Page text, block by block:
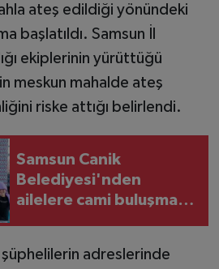
ateş edildiği yönündeki
başlatıldı. Samsun İl
ekiplerinin yürüttüğü
meskun mahalde ateş
riske attığı belirlendi.
Samsun Canik
Belediyesi'nden
ailelere cami buluşması
adreslerinde